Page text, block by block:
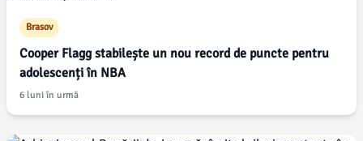
Brasov
Cooper Flagg stabilește un nou record de puncte pentru
adolescenți în NBA
6 luni în urmă